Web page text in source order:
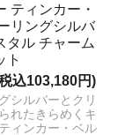
ティンカー・
リングシルバ
タル チャーム
ト
込103,180円)
シルバーとクリ
れたきらめくキ
ィンカー・ベル